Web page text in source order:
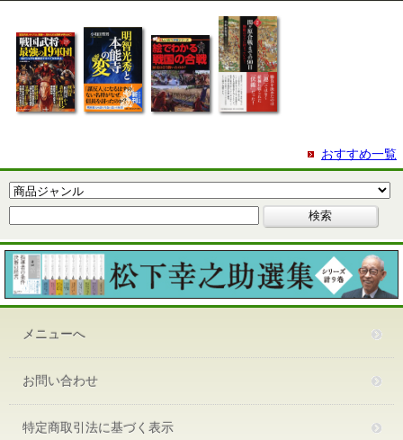
おすすめ一覧
メニューへ
お問い合わせ
特定商取引法に基づく表示